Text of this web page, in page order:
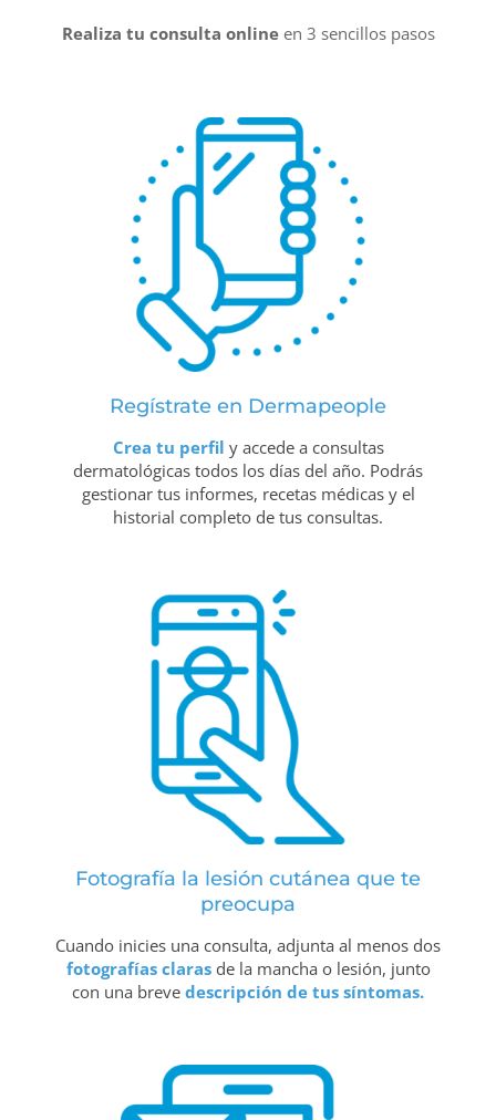
Realiza tu consulta onlineen 3 sencillos pasos
Regístrate en Dermapeople
Crea tu perfil y accede a consultas
dermatológicas todos los días del año. Podrás
gestionar tus informes, recetas médicas y el
historial completo de tus consultas.
Fotografía la lesión cutánea que te
preocupa
Cuando inicies una consulta, adjunta al menos dos
fotografías claras de la mancha o lesión, junto
con una breve descripción de tus síntomas.